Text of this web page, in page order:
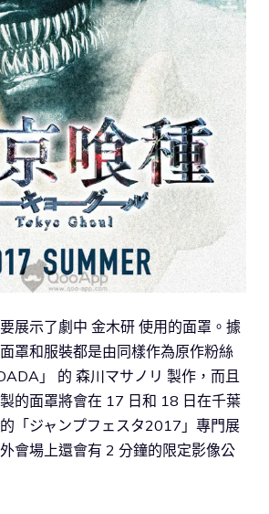
展示了劇中 金木研 使用的面罩。據
罩和服裝都是由同樣作為原作粉絲
」 的 森川マサノリ 製作，而且
的面罩將會在 17 日和 18 日在千葉
「ジャンプフェスタ2017」專門展
會場上還會有 2 分鐘的限定影像公